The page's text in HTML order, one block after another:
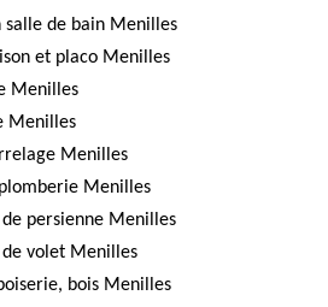
salle de bain Menilles
et placo Menilles
Menilles
Menilles
Menilles
Menilles
persienne Menilles
volet Menilles
bois Menilles